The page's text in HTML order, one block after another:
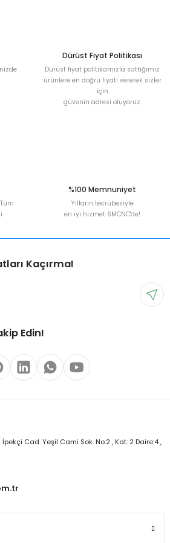
Dürüst Fiyat Politikası
Dürüst fiyat politikamızla sattığımız
ürünlere en doğru fiyatı vererek sizler
için
güvenin adresi oluyoruz.
%100 Memnuniyet
Yılların tecrübesiyle
en iyi hizmet SMCNC'de!
Kaçırma!
Edin!
Cad. Yeşil Cami Sok. No:2 , Kat: 2 Daire:4 ,